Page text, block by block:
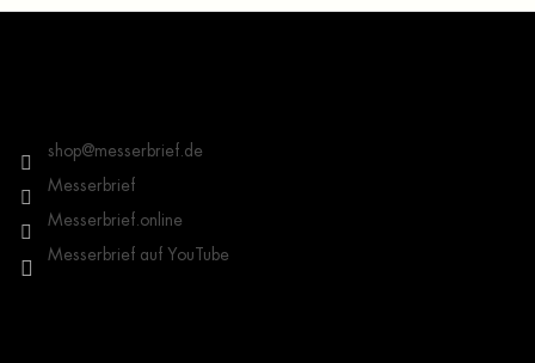
shop@messerbrief.de
Messerbrief
Messerbrief.online
Messerbrief auf YouTube